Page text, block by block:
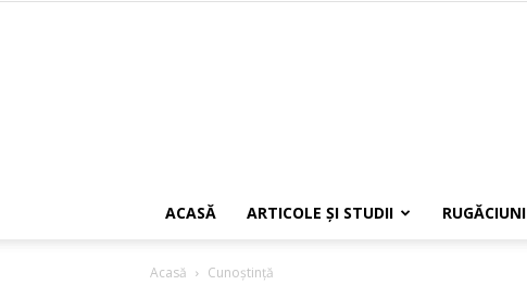
ACASĂ ARTICOLE ŞI STUDII RUGĂCIUNI
Acasă Cunoştinţă